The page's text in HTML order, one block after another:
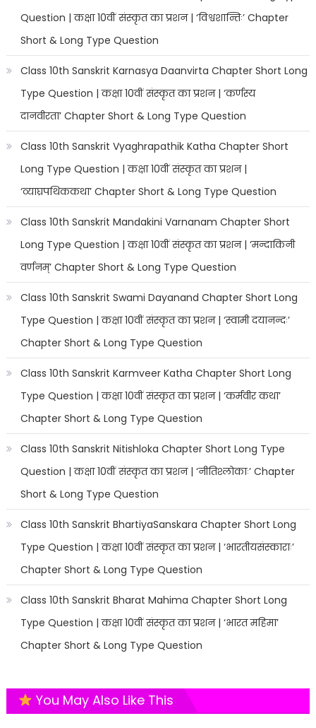
Question | कक्षा 10वीं संस्कृत का प्रशन | ‘विश्वशान्तिः’ Chapter
Short & Long Type Question
Class 10th Sanskrit Karnasya Daanvirta Chapter Short Long
Type Question | कक्षा 10वीं संस्कृत का प्रशन | ‘कर्णस्य
दानवीरता’ Chapter Short & Long Type Question
Class 10th Sanskrit Vyaghrapathik Katha Chapter Short
Long Type Question | कक्षा 10वीं संस्कृत का प्रशन |
‘व्याघ्रपथिककथा’ Chapter Short & Long Type Question
Class 10th Sanskrit Mandakini Varnanam Chapter Short
Long Type Question | कक्षा 10वीं संस्कृत का प्रशन | ‘मन्दाकिनी
वर्णनम्’ Chapter Short & Long Type Question
Class 10th Sanskrit Swami Dayanand Chapter Short Long
Type Question | कक्षा 10वीं संस्कृत का प्रशन | ‘स्वामी दयानन्दः’
Chapter Short & Long Type Question
Class 10th Sanskrit Karmveer Katha Chapter Short Long
Type Question | कक्षा 10वीं संस्कृत का प्रशन | ‘कर्मवीर कथा’
Chapter Short & Long Type Question
Class 10th Sanskrit Nitishloka Chapter Short Long Type
Question | कक्षा 10वीं संस्कृत का प्रशन | ‘नीतिश्लोकाः’ Chapter
Short & Long Type Question
Class 10th Sanskrit BhartiyaSanskara Chapter Short Long
Type Question | कक्षा 10वीं संस्कृत का प्रशन | ‘भारतीयसंस्काराः’
Chapter Short & Long Type Question
Class 10th Sanskrit Bharat Mahima Chapter Short Long
Type Question | कक्षा 10वीं संस्कृत का प्रशन | ‘भारत महिमा’
Chapter Short & Long Type Question
You May Also Like This